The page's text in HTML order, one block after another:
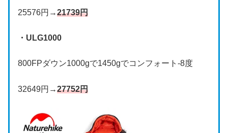
25576円→21739円
・ULG1000
800FPダウン1000gで1450gでコンフォート-8度
32649円→27752円